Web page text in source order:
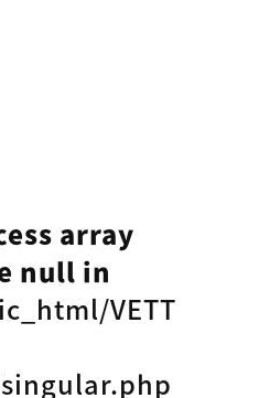
array
null in
VETT